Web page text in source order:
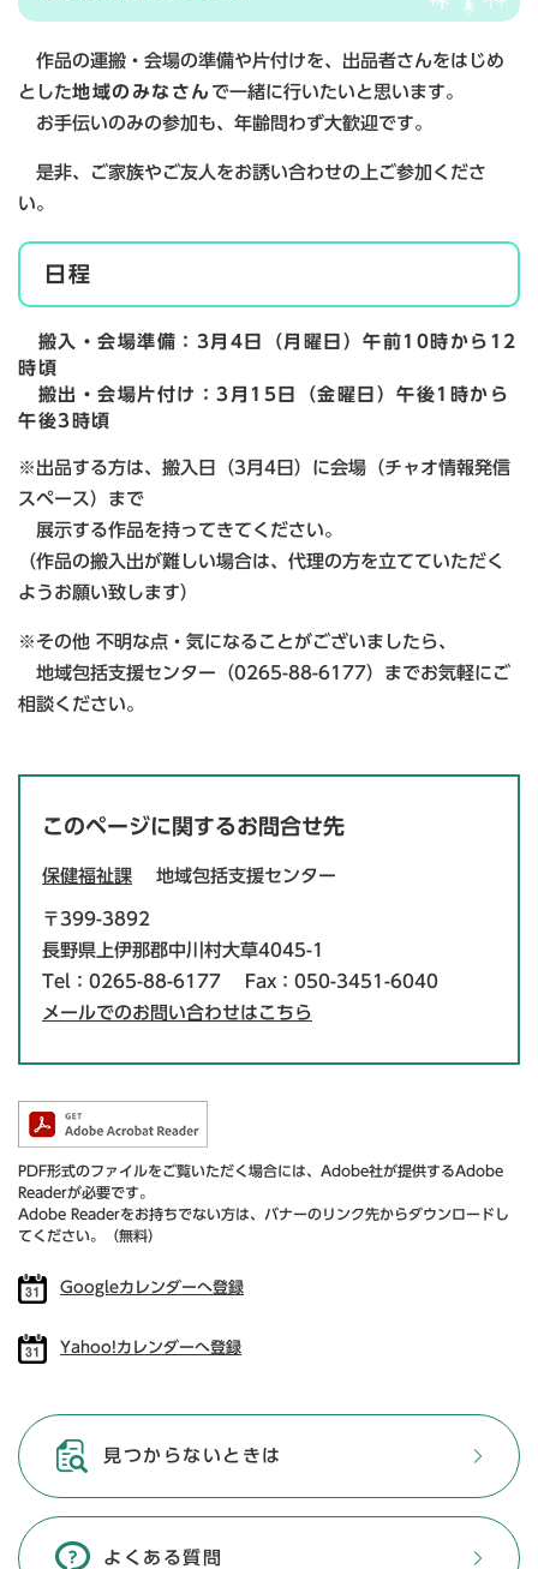
作品の運搬・会場の準備や片付けを、出品者さんをはじめ
とした地域のみなさん で一緒に行いたいと思います。
お手伝いのみの参加も、年齢問わず大歓迎です。
是非、ご家族やご友人をお誘い合わせの上ご参加くださ
い。
日程
搬入・会場準備：3月4日（月曜日）午前10時から12
時頃
搬出・会場片付け：3月15日（金曜日）午後1時から
午後3時頃
※出品する方は、搬入日（3月4日）に会場（チャオ情報発信
スペース）まで
展示する作品を持ってきてください。
（作品の搬入出が難しい場合は、代理の方を立てていただく
ようお願い致します）
※その他 不明な点・気になることがございましたら、
地域包括支援センター（0265-88-6177）までお気軽にご
相談ください。
このページに関するお問合せ先
保健福祉課 地域包括支援センター
〒399-3892
長野県上伊那郡中川村大草4045-1
Tel：0265-88-6177
Fax：050-3451-6040
メールでのお問い合わせはこちら
PDF形式のファイルをご覧いただく場合には、Adobe社が提供するAdobe
Readerが必要です。
Adobe Readerをお持ちでない方は、バナーのリンク先からダウンロードし
てください。（無料）
Googleカレンダーへ登録
Yahoo!カレンダーへ登録
見つからないときは
よくある質問